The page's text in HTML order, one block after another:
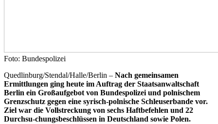
Foto: Bundespolizei
Quedlinburg/Stendal/Halle/Berlin – Nach gemeinsamen
Ermittlungen ging heute im Auftrag der Staatsanwaltschaft
Berlin ein Großaufgebot von Bundespolizei und polnischem
Grenzschutz gegen eine syrisch-polnische Schleuserbande vor.
Ziel war die Vollstreckung von sechs Haftbefehlen und 22
Durchsu-chungsbeschlüssen in Deutschland sowie Polen.